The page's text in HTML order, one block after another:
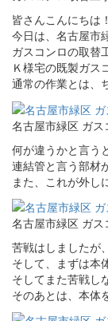
皆さんこんにちは！
今日は、名古屋市
ガスコンロの取替
Ｋ様宅の既製ガス
通常の作業とは、
名古屋市緑区 ガ
何が違うかと言う
連結管と言う部材
また、これが外し
名古屋市緑区 ガ
苦戦はしましたが
そして、まずは本
そしてまた苦戦し
そのあとは、本体